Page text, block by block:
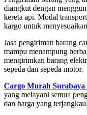
diangkut dengan
kereta api. Modal
kargo untuk
Jasa pengiriman barang
mampu menampung
mengirimkan barang
sepeda dan sepeda motor.
Cargo Murah Surabaya
yang melayani semua
dan harga yang terjangkau.